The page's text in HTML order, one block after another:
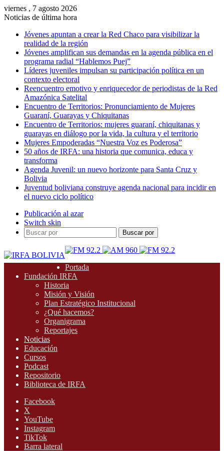
viernes , 7 agosto 2026
Noticias de última hora
Jóvenes apuntan a crear la Red Chaco para visibilizar la
realidad de la región
Jóvenes amplifican sus demandas en la agenda pública en el
programa radial “Hablemos Puej”
Líderes juveniles impulsan su participación política en un
contexto electoral
Reencuentro emotivo y enriquecedor de periodistas de la Red
Amazónica Satelital
Encuentro de Territorios: Pronunciamiento de Mujeres
Guaraní, Guarayas y Chiquitanas
Encuentro de Territorios: mujeres guaraní, chiquitanas y
guarayas en diálogo por la vida, la cultura y el territorio
Mujeres Empoderadas “Nuestra Voz es Poderosa”
50 años de IRFA: una historia que comunica, educa y
transforma
Agenda Juvenil: un nuevo horizonte para Santa Cruz y
Bolivia
Juventud boliviana construye agenda nacional para incidir en
el nuevo ciclo político
Publicación al azar
Switch skin
Buscar por
Portada
Fundación IRFA
Historia
Misión y Visión
Plan Estratégico Institucional
¿Qué hacemos?
Organigrama
Reportajes
Noticias
Educación
Cursos
Podcast
Repositorio
Biblioteca de IRFA
Facebook
X
YouTube
Instagram
TikTok
Barra lateral